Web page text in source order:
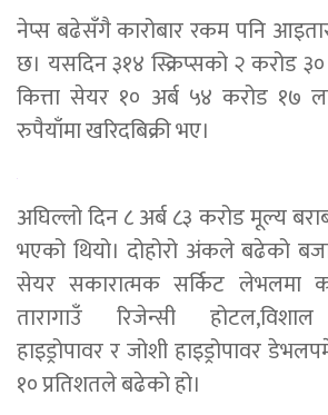
नेप्स बढेसँगै कारोबार रकम पनि
छ। यसदिन ३१४ स्क्रिप्सको २ करोड
कित्ता सेयर १० अर्ब ५४ करोड १७
रुपैयाँमा खरिदबिक्री भए।
अघिल्लो दिन ८ अर्ब ८३ करोड मूल्य
भएको थियो। दोहोरो अंकले बढेको
सेयर सकारात्मक सर्किट लेभलमा
तारागाउँ रिजेन्सी होटल,विशाल
हाइड्रोपावर र जोशी हाइड्रोपावर
१० प्रतिशतले बढेको हो।